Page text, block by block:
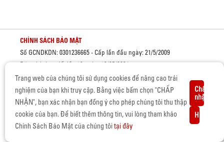
Trang web của chúng tôi sử dụng cookies để nâng cao trải
nghiệm của bạn khi truy cập. Bằng việc bấm chọn "CHẤP
NHẬN", bạn xác nhận bạn đồng ý cho phép chúng tôi thu thập
cookie của bạn. Để biết thêm thông tin, vui lòng tham khảo
Chính Sách Bảo Mật của chúng tôi tại đây
Chấp
nhận
Hủy
CHÍNH SÁCH BẢO MẬT
Số GCNDKDN: 0301236665 - Cấp lần đầu ngày: 21/5/2009
Đăng ký thay đổi lần 16 ngày: 13/05/2024
Cơ quan cấp: Sở kế hoạch và đầu tư Thành phố Hồ Chí Minh
BẢN QUYỀN © 2019 CỦA ISUZU VIỆT NAM.
Giấy chứng nhận đủ điều kiện sản xuất, lắp ráp Ô tô - Số